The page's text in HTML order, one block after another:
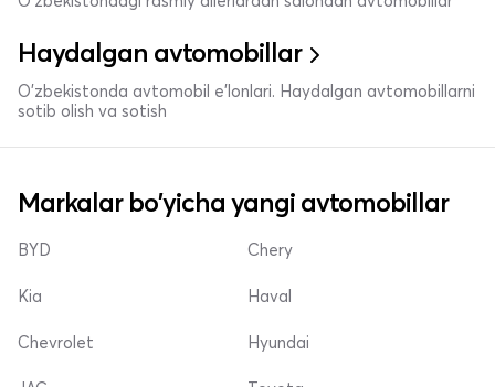
Haydalgan avtomobillar
O'zbekistonda avtomobil e’lonlari. Haydalgan avtomobillarni
sotib olish va sotish
Markalar bo'yicha yangi avtomobillar
BYD
Kia
Chevrolet
Chery
Haval
Hyundai